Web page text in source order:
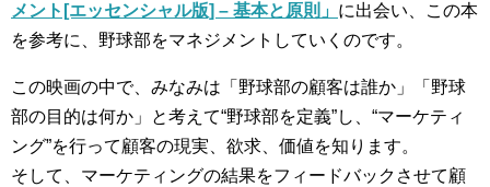
メント[エッセンシャル版] – 基本と原則」 に出会い、この本
を参考に、野球部をマネジメントしていくのです。
この映画の中で、みなみは「野球部の顧客は誰か」「野球
部の目的は何か」と考えて“野球部を定義”し、“マーケティ
ング”を行って顧客の現実、欲求、価値を知ります。
そして、マーケティングの結果をフィードバックさせて顧